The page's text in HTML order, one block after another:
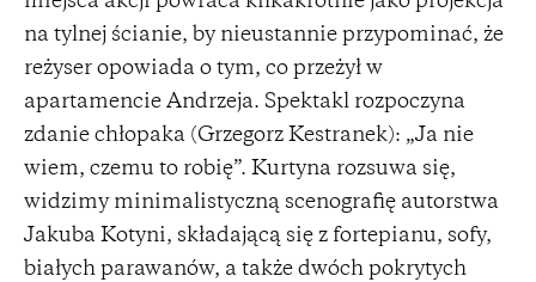
na tylnej ścianie, by nieustannie przypominać, że
reżyser opowiada o tym, co przeżył w
apartamencie Andrzeja. Spektakl rozpoczyna
zdanie chłopaka (Grzegorz Kestranek): „Ja nie
wiem, czemu to robię”. Kurtyna rozsuwa się,
widzimy minimalistyczną scenografię autorstwa
Jakuba Kotyni, składającą się z fortepianu, sofy,
białych parawanów, a także dwóch pokrytych